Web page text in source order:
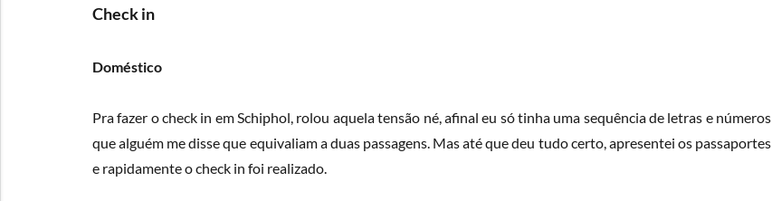
Check in
Doméstico
Pra fazer o check in em Schiphol, rolou aquela tensão né, afinal eu só tinha uma sequência de letras e números
que alguém me disse que equivaliam a duas passagens. Mas até que deu tudo certo, apresentei os passaportes
e rapidamente o check in foi realizado.